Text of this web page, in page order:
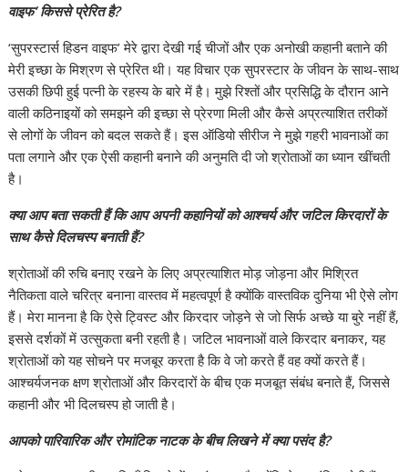
वाइफ’ किससे प्रेरित है?
‘सुपरस्टार्स हिडन वाइफ’ मेरे द्वारा देखी गई चीजों और एक अनोखी कहानी बताने की
मेरी इच्छा के मिश्रण से प्रेरित थी। यह विचार एक सुपरस्टार के जीवन के साथ-साथ
उसकी छिपी हुई पत्नी के रहस्य के बारे में है। मुझे रिश्तों और प्रसिद्धि के दौरान आने
वाली कठिनाइयों को समझने की इच्छा से प्रेरणा मिली और कैसे अप्रत्याशित तरीकों
से लोगों के जीवन को बदल सकते हैं। इस ऑडियो सीरीज ने मुझे गहरी भावनाओं का
पता लगाने और एक ऐसी कहानी बनाने की अनुमति दी जो श्रोताओं का ध्यान खींचती
है।
क्या आप बता सकती हैं कि आप अपनी कहानियों को आश्चर्य और जटिल किरदारों के
साथ कैसे दिलचस्प बनाती हैं?
श्रोताओं की रुचि बनाए रखने के लिए अप्रत्याशित मोड़ जोड़ना और मिश्रित
नैतिकता वाले चरित्र बनाना वास्तव में महत्वपूर्ण है क्योंकि वास्तविक दुनिया भी ऐसे लोग
हैं। मेरा मानना है कि ऐसे ट्विस्ट और किरदार जोड़ने से जो सिर्फ अच्छे या बुरे नहीं हैं,
इससे दर्शकों में उत्सुकता बनी रहती है। जटिल भावनाओं वाले किरदार बनाकर, यह
श्रोताओं को यह सोचने पर मजबूर करता है कि वे जो करते हैं वह क्यों करते हैं।
आश्चर्यजनक क्षण श्रोताओं और किरदारों के बीच एक मजबूत संबंध बनाते हैं, जिससे
कहानी और भी दिलचस्प हो जाती है।
आपको पारिवारिक और रोमांटिक नाटक के बीच लिखने में क्या पसंद है?